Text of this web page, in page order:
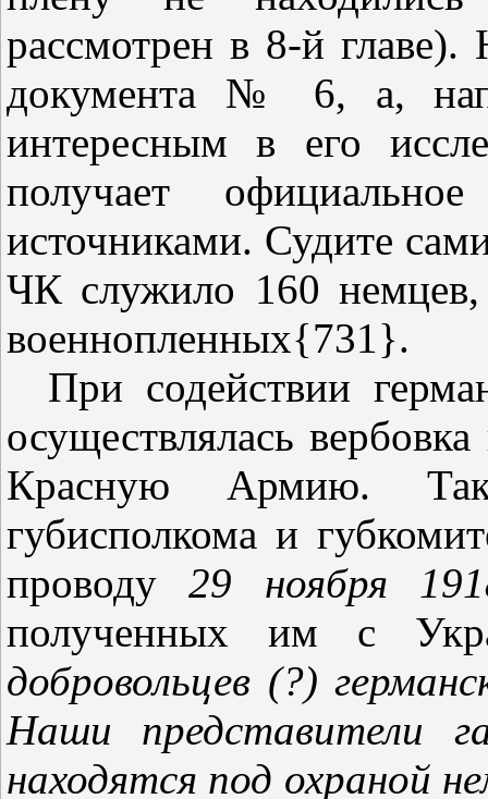
рассмотрен в 8‑й
документа № 6, а,
интересным в его
получает
источниками. Судите
ЧК служило 160
военнопленных{731}.
При содействии
осуществлялась
Красную Армию. Так,
губисполкома и
проводу29 ноября
полученных им с
добровольцев (?)
Наши представители
находятся под охраной